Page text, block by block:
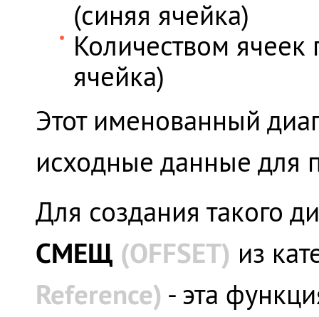
(синяя ячейка)
Количеством ячеек
ячейка)
Этот именованный
исходные данные для
Для создания такого
СМЕЩ (OFFSET) из
Reference) - эта